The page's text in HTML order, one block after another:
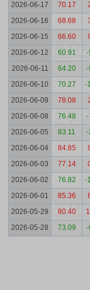
2026-06-17
70.17
2026-06-16
68.68
2026-06-15
66.60
2026-06-12
60.91 -
2026-06-11
64.20 -
2026-06-10
70.27 -
2026-06-09
78.08
2026-06-08
76.48 -
2026-06-05
83.11 -
2026-06-04
84.85
2026-06-03
77.14
2026-06-02
76.82 -
2026-06-01
85.36
2026-05-29
80.40
2026-05-28
73.09 -